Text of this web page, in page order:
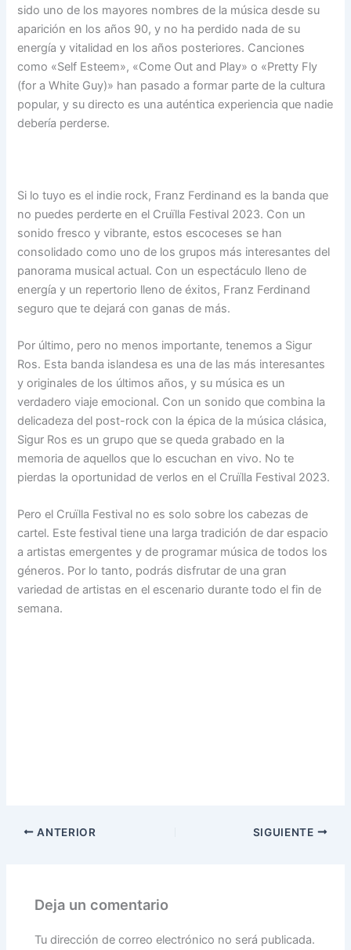
sido uno de los mayores nombres de la música desde su
aparición en los años 90, y no ha perdido nada de su
energía y vitalidad en los años posteriores. Canciones
como «Self Esteem», «Come Out and Play» o «Pretty Fly
(for a White Guy)» han pasado a formar parte de la cultura
popular, y su directo es una auténtica experiencia que nadie
debería perderse.
Si lo tuyo es el indie rock, Franz Ferdinand es la banda que
no puedes perderte en el Cruïlla Festival 2023. Con un
sonido fresco y vibrante, estos escoceses se han
consolidado como uno de los grupos más interesantes del
panorama musical actual. Con un espectáculo lleno de
energía y un repertorio lleno de éxitos, Franz Ferdinand
seguro que te dejará con ganas de más.
Por último, pero no menos importante, tenemos a Sigur
Ros. Esta banda islandesa es una de las más interesantes
y originales de los últimos años, y su música es un
verdadero viaje emocional. Con un sonido que combina la
delicadeza del post-rock con la épica de la música clásica,
Sigur Ros es un grupo que se queda grabado en la
memoria de aquellos que lo escuchan en vivo. No te
pierdas la oportunidad de verlos en el Cruïlla Festival 2023.
Pero el Cruïlla Festival no es solo sobre los cabezas de
cartel. Este festival tiene una larga tradición de dar espacio
a artistas emergentes y de programar música de todos los
géneros. Por lo tanto, podrás disfrutar de una gran
variedad de artistas en el escenario durante todo el fin de
semana.
ANTERIOR SIGUIENTE
Deja un comentario
Tu dirección de correo electrónico no será publicada.